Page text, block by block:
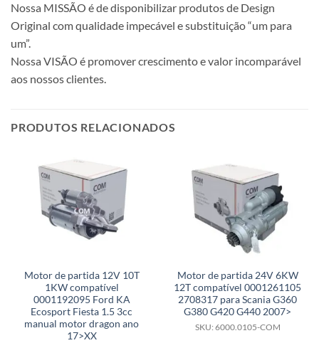
Nossa MISSÃO é de disponibilizar produtos de Design
Original com qualidade impecável e substituição “um para
um”.
Nossa VISÃO é promover crescimento e valor incomparável
aos nossos clientes.
PRODUTOS RELACIONADOS
Motor de partida 12V 10T
1KW compatível
0001192095 Ford KA
Ecosport Fiesta 1.5 3cc
manual motor dragon ano
17>XX
Motor de partida 24V 6KW
12T compatível 0001261105
2708317 para Scania G360
G380 G420 G440 2007>
SKU: 6000.0105-COM